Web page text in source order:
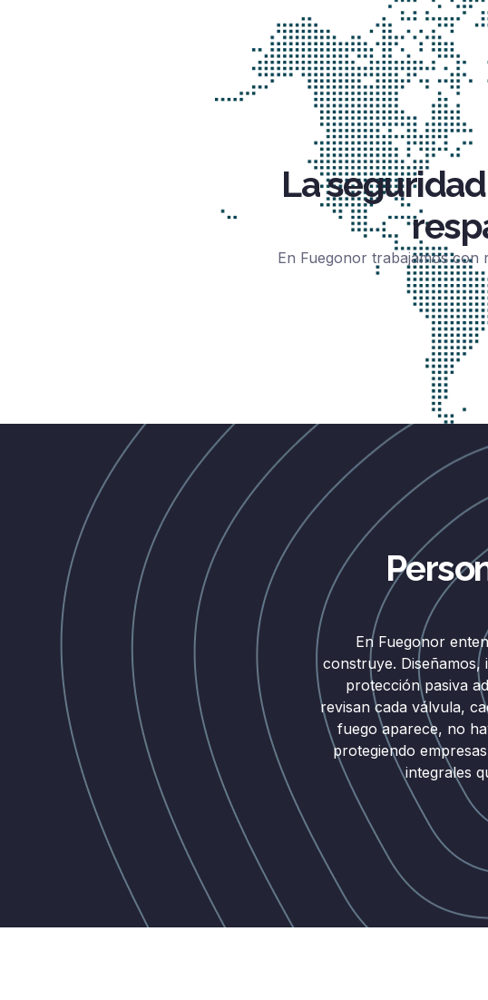
La
En Fuegonor trabajamos con
En Fuegonor
construye. Diseñamos,
protección pasiva
revisan cada válvula,
fuego aparece, no
protegiendo
integrales